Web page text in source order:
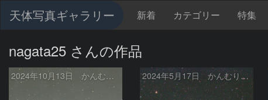
天体写真ギャラリー 新着 カテゴリー 特集
nagata25 さんの作品
2024年10月13日 かんむり座T 2024年5月17日 かんむり座T